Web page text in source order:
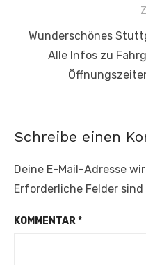
Vorheriger
Beitrag:
Wunderschönes
Alle Infos zu
Schreibe einen
Deine E-Mail-Adresse
Erforderliche Felder
KOMMENTAR*